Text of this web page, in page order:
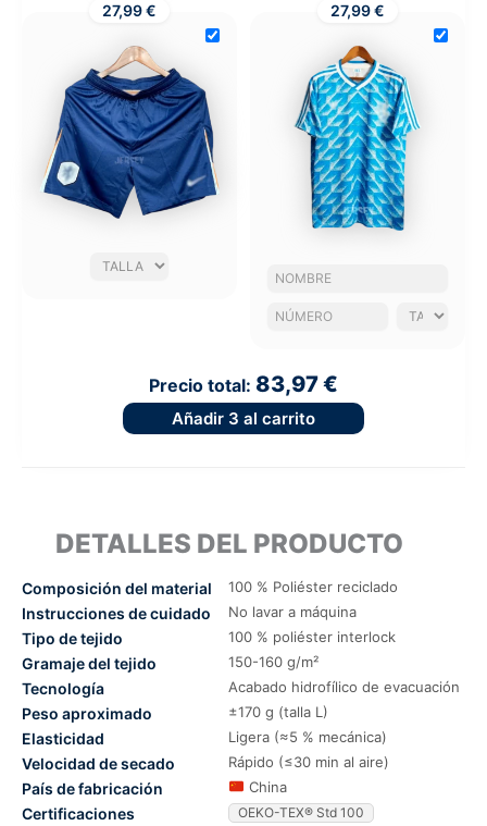
27,99 € 27,99 €
Precio total: 83,97 €
Añadir 3 al carrito
DETALLES DEL PRODUCTO
Composición del material 100 % Poliéster reciclado
Instrucciones de cuidado No lavar a máquina
Tipo de tejido 100 % poliéster interlock
Gramaje del tejido 150-160 g/m²
Tecnología Acabado hidrofílico de evacuación
Peso aproximado ±170 g (talla L)
Elasticidad Ligera (≈5 % mecánica)
Velocidad de secado Rápido (≤30 min al aire)
País de fabricación China
Certificaciones OEKO-TEX® Std 100